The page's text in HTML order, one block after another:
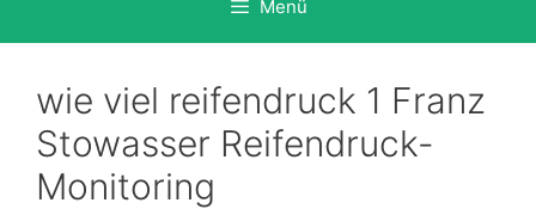
Menü
wie viel reifendruck 1 Franz
Stowasser Reifendruck-
Monitoring